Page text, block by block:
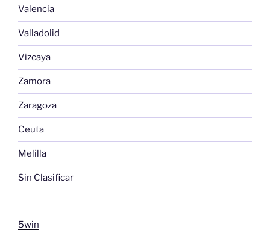
Valencia
Valladolid
Vizcaya
Zamora
Zaragoza
Ceuta
Melilla
Sin Clasificar
5win